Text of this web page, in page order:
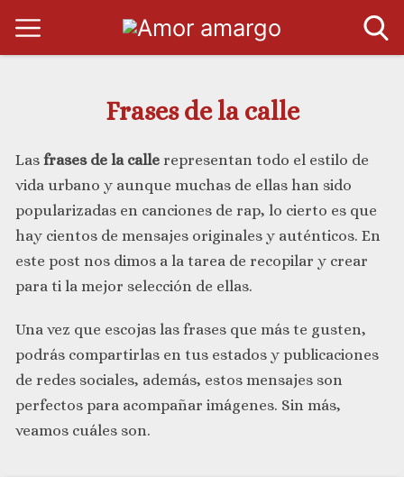
Frases de la calle
Las frases de la calle representan todo el estilo de
vida urbano y aunque muchas de ellas han sido
popularizadas en canciones de rap, lo cierto es que
hay cientos de mensajes originales y auténticos. En
este post nos dimos a la tarea de recopilar y crear
para ti la mejor selección de ellas.
Una vez que escojas las frases que más te gusten,
podrás compartirlas en tus estados y publicaciones
de redes sociales, además, estos mensajes son
perfectos para acompañar imágenes. Sin más,
veamos cuáles son.